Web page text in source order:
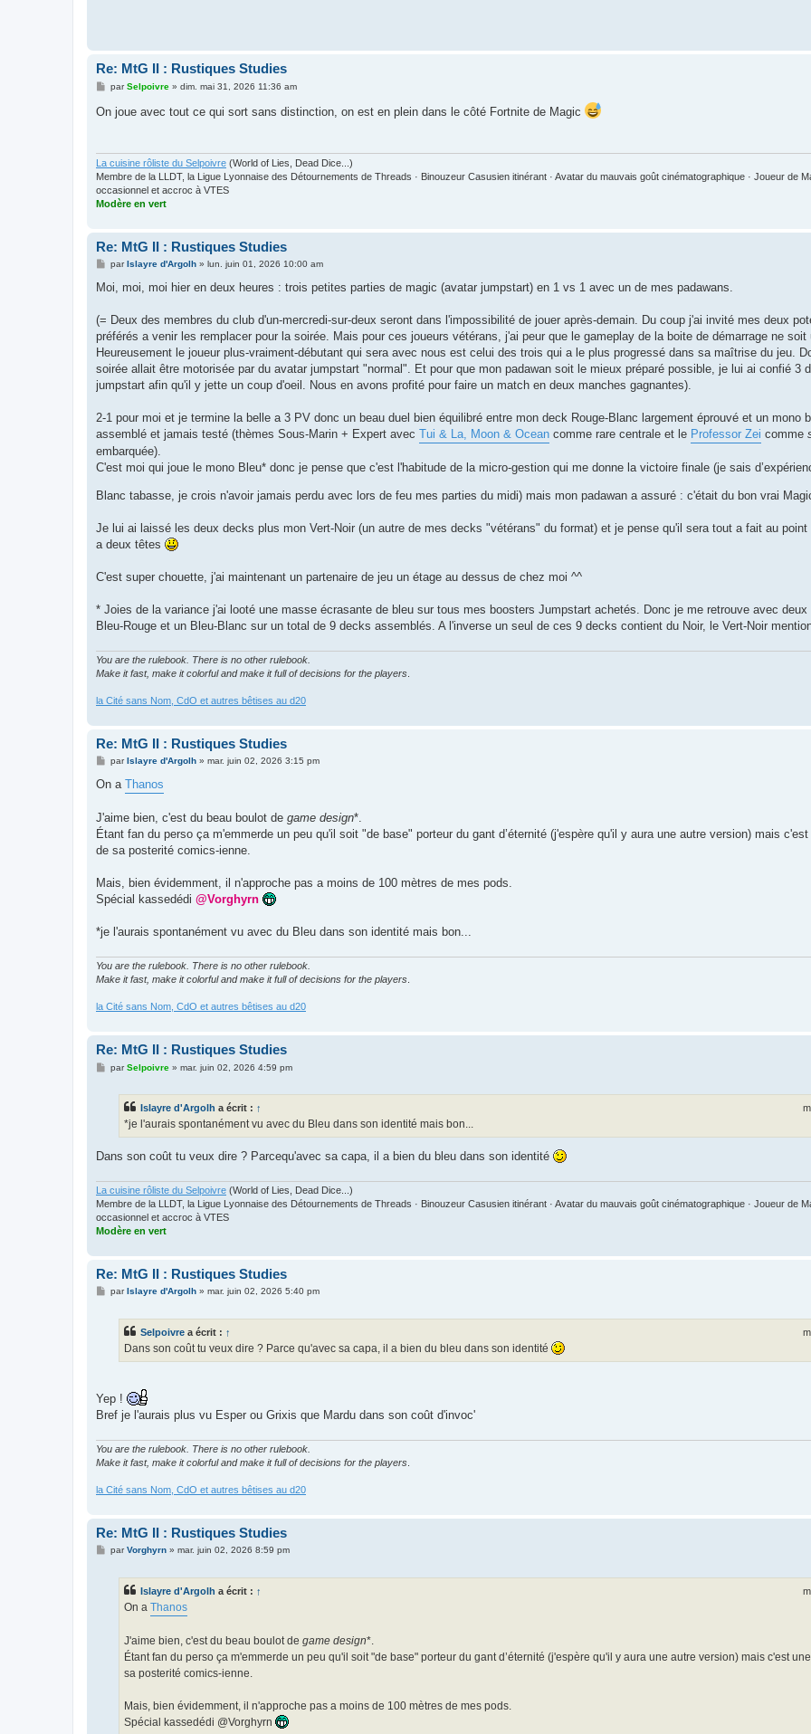
Re: MtG II : Rustiques Studies
M
s
parSelpoivre» dim. mai 31, 2026 11:36 am
On joue avec tout ce qui sort sans distinction, on est en plein dans le côté Fortnite de Magic
La cuisine rôliste du Selpoivre (World of Lies, Dead Dice...)
Membre de la LLDT, la Ligue Lyonnaise des Détournements de Threads · Binouzeur Casusien itinérant · Avatar du mauvais goût cinématographique · Joueur de
occasionnel et accroc à VTES
Modère en vert
Re: MtG II : Rustiques Studies
M
s
g
parIslayre d'Argolh» lun. juin 01, 2026 10:00 am
Moi, moi, moi hier en deux heures : trois petites parties de magic (avatar jumpstart) en 1 vs 1 avec un de mes padawans.
(= Deux des membres du club d'un-mercredi-sur-deux seront dans l'impossibilité de jouer après-demain. Du coup j'ai invité mes deux
préférés a venir les remplacer pour la soirée. Mais pour ces joueurs vétérans, j'ai peur que le gameplay de la boite de démarrage ne soit
Heureusement le joueur plus-vraiment-débutant qui sera avec nous est celui des trois qui a le plus progressé dans sa maîtrise du jeu.
soirée allait être motorisée par du avatar jumpstart "normal". Et pour que mon padawan soit le mieux préparé possible, je lui ai confié 3
jumpstart afin qu'il y jette un coup d'oeil. Nous en avons profité pour faire un match en deux manches gagnantes).
2-1 pour moi et je termine la belle a 3 PV donc un beau duel bien équilibré entre mon deck Rouge-Blanc largement éprouvé et un mono
assemblé et jamais testé (thèmes Sous-Marin + Expert avec Tui & La, Moon & Ocean comme rare centrale et le Professor Zei comme
embarquée).
C'est moi qui joue le mono Bleu* donc je pense que c'est l'habitude de la micro-gestion qui me donne la victoire finale (je sais
Blanc tabasse, je crois n'avoir jamais perdu avec lors de feu mes parties du midi) mais mon padawan a assuré : c'était du bon vrai
Je lui ai laissé les deux decks plus mon Vert-Noir (un autre de mes decks "vétérans" du format) et je pense qu'il sera tout a fait au point
a deux têtes
C'est super chouette, j'ai maintenant un partenaire de jeu un étage au dessus de chez moi ^^
* Joies de la variance j'ai looté une masse écrasante de bleu sur tous mes boosters Jumpstart achetés. Donc je me retrouve avec
Bleu-Rouge et un Bleu-Blanc sur un total de 9 decks assemblés. A l'inverse un seul de ces 9 decks contient du Noir, le Vert-Noir
You are the rulebook. There is no other rulebook.
Make it fast, make it colorful and make it full of decisions for the players
la Cité sans Nom, CdO et autres bêtises au d20
Re: MtG II : Rustiques Studies
M
s
g
e
parIslayre d'Argolh» mar. juin 02, 2026 3:15 pm
On a Thanos
J'aime bien, c'est du beau boulot de game design*.
Étant fan du perso ça m'emmerde un peu qu'il soit "de base" porteur du gant d’éternité (j'espère qu'il y aura une autre version) mais
de sa posterité comics-ienne.
Mais, bien évidemment, il n'approche pas a moins de 100 mètres de mes pods.
Spécial kassedédi @Vorghyrn
*je l'aurais spontanément vu avec du Bleu dans son identité mais bon...
You are the rulebook. There is no other rulebook.
Make it fast, make it colorful and make it full of decisions for the players
la Cité sans Nom, CdO et autres bêtises au d20
Re: MtG II : Rustiques Studies
MparSelpoivre» mar. juin 02, 2026 4:59 pm
Islayre d'Argolh a écrit : ↑
*je l'aurais spontanément vu avec du Bleu dans son identité mais bon...
Dans son coût tu veux dire ? Parcequ'avec sa capa, il a bien du bleu dans son identité
La cuisine rôliste du Selpoivre (World of Lies, Dead Dice...)
Membre de la LLDT, la Ligue Lyonnaise des Détournements de Threads · Binouzeur Casusien itinérant · Avatar du mauvais goût cinématographique · Joueur de
occasionnel et accroc à VTES
Modère en vert
Re: MtG II : Rustiques Studies
Mpar Islayre d'Argolh» mar. juin 02, 2026 5:40 pm
Selpoivre a écrit : ↑
Dans son coût tu veux dire ? Parce qu'avec sa capa, il a bien du bleu dans son identité
Yep !
Bref je l'aurais plus vu Esper ou Grixis que Mardu dans son coût d'invoc'
You are the rulebook. There is no other rulebook.
Make it fast, make it colorful and make it full of decisions for the players
la Cité sans Nom, CdO et autres bêtises au d20
Re: MtG II : Rustiques Studies
MparVorghyrn» mar. juin 02, 2026 8:59 pm
Islayre d'Argolh a écrit : ↑
On a Thanos
J'aime bien, c'est du beau boulot de game design*.
Étant fan du perso ça m'emmerde un peu qu'il soit "de base" porteur du gant d’éternité (j'espère qu'il y aura une autre version) mais c'est
sa posterité comics-ienne.
Mais, bien évidemment, il n'approche pas a moins de 100 mètres de mes pods.
Spécial kassedédi @Vorghyrn